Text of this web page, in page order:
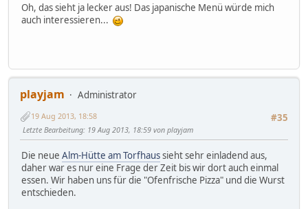
Oh, das sieht ja lecker aus! Das japanische Menü würde mich
auch interessieren...
playjam
Administrator
#35
19 Aug 2013, 18:58
Letzte Bearbeitung: 19 Aug 2013, 18:59 von playjam
Die neue Alm-Hütte am Torfhaussieht sehr einladend aus,
daher war es nur eine Frage der Zeit bis wir dort auch einmal
essen. Wir haben uns für die "Ofenfrische Pizza" und die Wurst
entschieden.